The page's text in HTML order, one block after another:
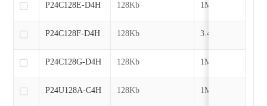
128Kb 1MHz
128Kb 3.4MHz
128Kb 1MHz
128Kb 1MHz
P24C128E-D4H
P24C128F-D4H
P24C128G-D4H
P24U128A-C4H